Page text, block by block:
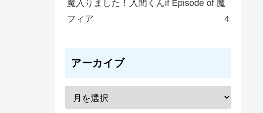
魔入りました！入間くんif Episode of 魔
フィア
4
アーカイブ